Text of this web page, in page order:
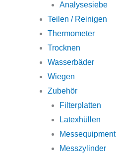
Analysesiebe
Teilen / Reinigen
Thermometer
Trocknen
Wasserbäder
Wiegen
Zubehör
Filterplatten
Latexhüllen
Messequipment
Messzylinder